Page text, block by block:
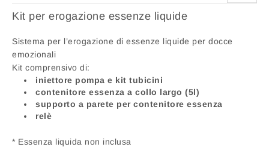
Kit per erogazione essenze liquide
Sistema per l’erogazione di essenze liquide per docce
emozionali
Kit comprensivo di:
iniettore pompa e kit tubicini
contenitore essenza a collo largo (5l)
supporto a parete per contenitore essenza
relè
* Essenza liquida non inclusa